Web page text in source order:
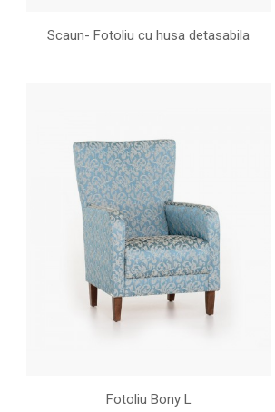
Scaun- Fotoliu cu husa detasabila
Fotoliu Bony L